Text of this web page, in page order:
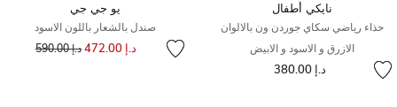
نايكي أطفال
حذاء رياضي سكاي جوردن ون بالالوان
الازرق و الاسود و الابيض
د.إ 380.00
يو جي جي
صندل بالشعار باللون الاسود
د.إ 472.00 سعر مخفض من
د.إ 590.00 إلى